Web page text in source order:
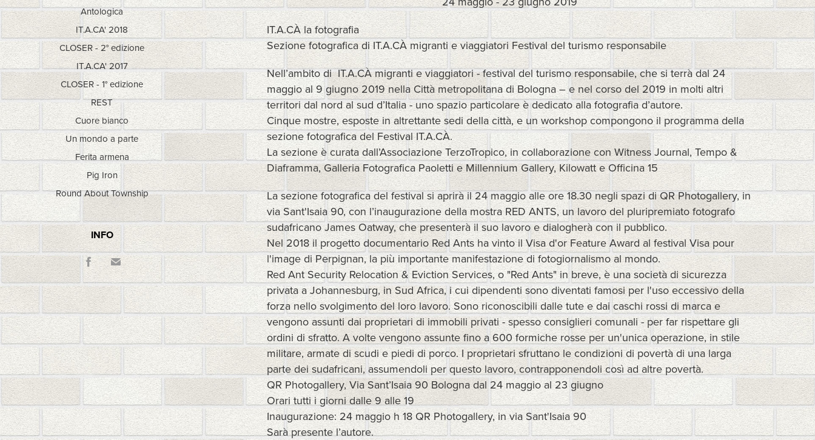
Antologica
IT.A.CA' 2018
CLOSER - 2° edizione
IT.A.CA' 2017
CLOSER - 1° edizione
REST
Cuore bianco
Un mondo a parte
Ferita armena
Pig Iron
Round About Township
INFO
IT.A.CÀ la fotografia
Sezione fotografica di IT.A.CÀ migranti e viaggiatori Festival del turismo responsabile
Nell’ambito di IT.A.CÀ migranti e viaggiatori - festival del turismo responsabile, che si terrà dal 24
maggio al 9 giugno 2019 nella Città metropolitana di Bologna – e nel corso del 2019 in molti altri
territori dal nord al sud d’Italia - uno spazio particolare è dedicato alla fotografia d’autore.
Cinque mostre, esposte in altrettante sedi della città, e un workshop compongono il programma della
sezione fotografica del Festival IT.A.CÀ.
La sezione è curata dall’Associazione TerzoTropico, in collaborazione con Witness Journal, Tempo &
Diaframma, Galleria Fotografica Paoletti e Millennium Gallery, Kilowatt e Officina 15
La sezione fotografica del festival si aprirà il 24 maggio alle ore 18.30 negli spazi di QR Photogallery, in
via Sant'Isaia 90, con l’inaugurazione della mostra RED ANTS, un lavoro del pluripremiato fotografo
sudafricano James Oatway, che presenterà il suo lavoro e dialogherà con il pubblico.
Nel 2018 il progetto documentario Red Ants ha vinto il Visa d'or Feature Award al festival Visa pour
l'image di Perpignan, la più importante manifestazione di fotogiornalismo al mondo.
Red Ant Security Relocation & Eviction Services, o "Red Ants" in breve, è una società di sicurezza
privata a Johannesburg, in Sud Africa, i cui dipendenti sono diventati famosi per l'uso eccessivo della
forza nello svolgimento del loro lavoro. Sono riconoscibili dalle tute e dai caschi rossi di marca e
vengono assunti dai proprietari di immobili privati - spesso consiglieri comunali - per far rispettare gli
ordini di sfratto. A volte vengono assunte fino a 600 formiche rosse per un'unica operazione, in stile
militare, armate di scudi e piedi di porco. I proprietari sfruttano le condizioni di povertà di una larga
parte dei sudafricani, assumendoli per questo lavoro, contrapponendoli così ad altre povertà.
QR Photogallery, Via Sant’Isaia 90 Bologna dal 24 maggio al 23 giugno
Orari tutti i giorni dalle 9 alle 19
Inaugurazione: 24 maggio h 18 QR Photogallery, in via Sant'Isaia 90
Sarà presente l’autore.